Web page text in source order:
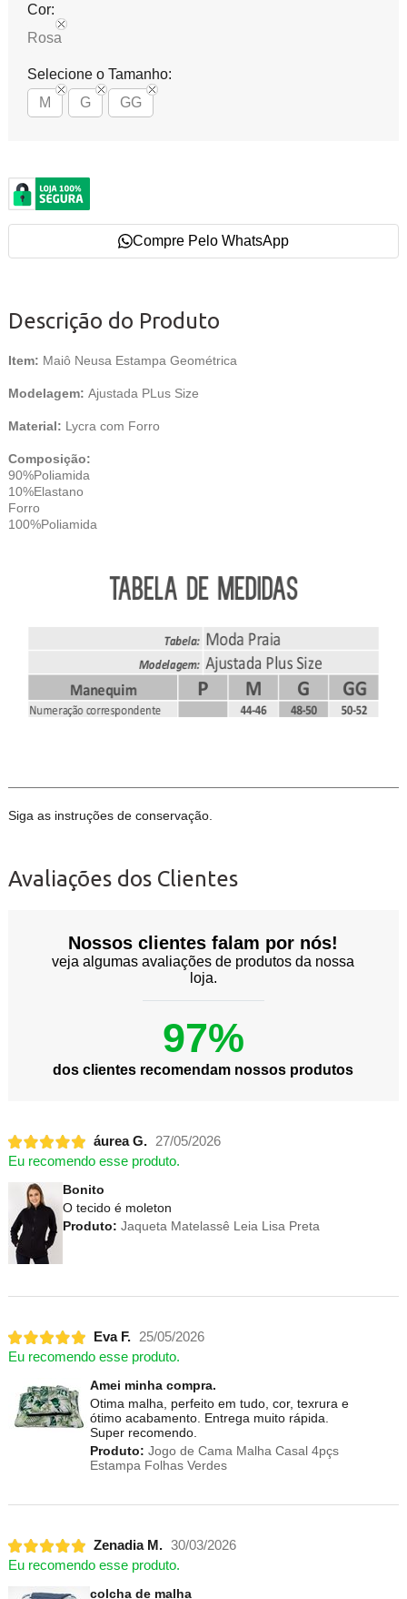
Cor:
Rosa
Selecione o Tamanho:
M
G GG
Compre Pelo WhatsApp
Descrição do Produto
Item: Maiô Neusa Estampa Geométrica
Modelagem: Ajustada PLus Size
Material: Lycra com Forro
Composição:
90%Poliamida
10%Elastano
Forro
100%Poliamida
Siga as instruções de conservação.
Avaliações dos Clientes
Nossos clientes falam por nós!
veja algumas avaliações de produtos da nossa
loja.
97%
dos clientes recomendam nossos produtos
áurea G. 27/05/2026
Eu recomendo esse produto.
Bonito
O tecido é moleton
Produto: Jaqueta Matelassê Leia Lisa Preta
Eva F. 25/05/2026
Eu recomendo esse produto.
Amei minha compra.
Otima malha, perfeito em tudo, cor, texrura e
ótimo acabamento. Entrega muito rápida.
Super recomendo.
Produto: Jogo de Cama Malha Casal 4pçs
Estampa Folhas Verdes
Zenadia M. 30/03/2026
Eu recomendo esse produto.
colcha de malha